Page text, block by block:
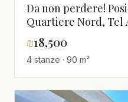
Da non perdere!
Quartiere Nord, Tel
₪18,500
4 stanze · 90 m²